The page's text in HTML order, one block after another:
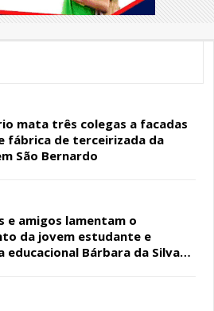
mata três colegas a facadas
fábrica de terceirizada da
São Bernardo
e amigos lamentam o
da jovem estudante e
educacional Bárbara da Silva